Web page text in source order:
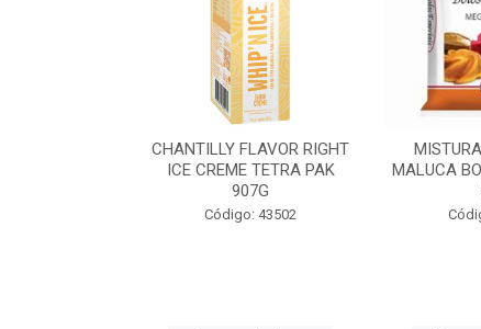
CHANTILLY FLAVOR RIGHT
ICE CREME TETRA PAK
907G
Código: 43502
MALUCA